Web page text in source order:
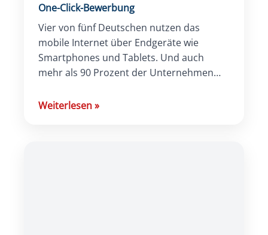
One-Click-Bewerbung
Vier von fünf Deutschen nutzen das
mobile Internet über Endgeräte wie
Smartphones und Tablets. Und auch
mehr als 90 Prozent der Unternehmen
liebsten über […]
Weiterlesen»